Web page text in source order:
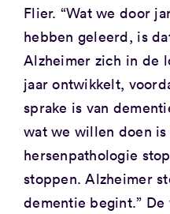
Flier. “Wat we door
hebben geleerd, is
Alzheimer zich in de
jaar ontwikkelt,
sprake is van
wat we willen doen is
hersenpathologie
stoppen. Alzheimer
dementie begint.”